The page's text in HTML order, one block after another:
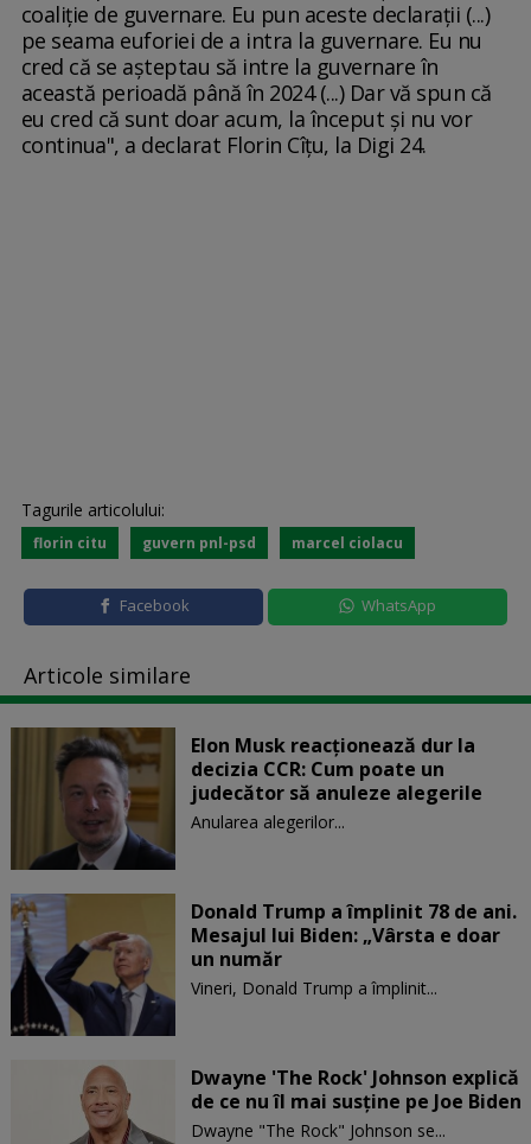
coaliţie de guvernare. Eu pun aceste declaraţii (...)
pe seama euforiei de a intra la guvernare. Eu nu
cred că se aşteptau să intre la guvernare în
această perioadă până în 2024 (...) Dar vă spun că
eu cred că sunt doar acum, la început şi nu vor
continua", a declarat Florin Cîţu, la Digi 24.
Tagurile articolului:
florin citu guvern pnl-psd marcel ciolacu
Facebook WhatsApp
Articole similare
Elon Musk reacționează dur la
decizia CCR: Cum poate un
judecător să anuleze alegerile
Anularea alegerilor...
Donald Trump a împlinit 78 de ani.
Mesajul lui Biden: „Vârsta e doar
un număr
Vineri, Donald Trump a împlinit...
Dwayne 'The Rock' Johnson explică
de ce nu îl mai susține pe Joe Biden
Dwayne "The Rock" Johnson se...